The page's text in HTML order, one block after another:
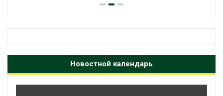
Новостной календарь